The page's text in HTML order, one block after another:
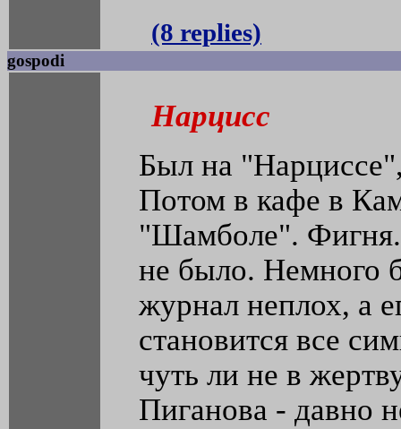
(8 replies)
gospodi
Нарцисс
Был на
Потом в кафе в
"Шамболе".
не было. Немного
журнал неплох, а
становится все
чуть ли не в
Пиганова - давно